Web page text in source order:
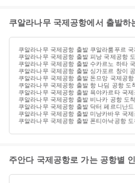
쿠알라나무 국제공항에서 출발하
쿠알라나무 국제공항 출발 쿠알라룸푸르
쿠알라나무 국제공항 출발 피낭 국제공항
쿠알라나무 국제공항 출발 수카르노 하타
쿠알라나무 국제공항 출발 싱가포르 창이
쿠알라나무 국제공항 출발 돈므앙 국제공
쿠알라나무 국제공항 출발 항 나딤 공항 도
쿠알라나무 국제공항 출발 욕야카르타 국
쿠알라나무 국제공항 출발 비나카 공항 도
쿠알라나무 국제공항 출발 닥터 페르디난
쿠알라나무 국제공항 출발 미낭카바우 국
쿠알라나무 국제공항 출발 폰티아낙공항 도
주안다 국제공항로 가는 공항별